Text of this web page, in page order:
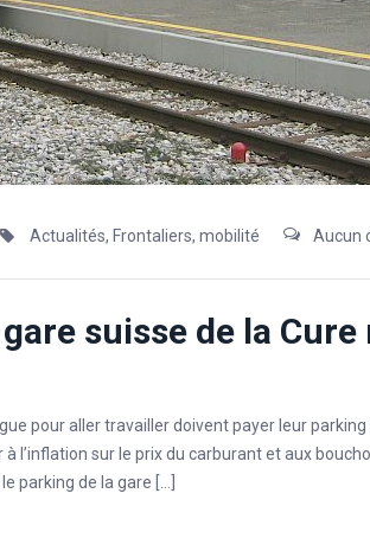
Actualités, Frontaliers, mobilité Aucun
suisse de la Cure
pour aller travailler doivent payer leur parking
l’inflation sur le prix du carburant et aux
parking de la gare […]